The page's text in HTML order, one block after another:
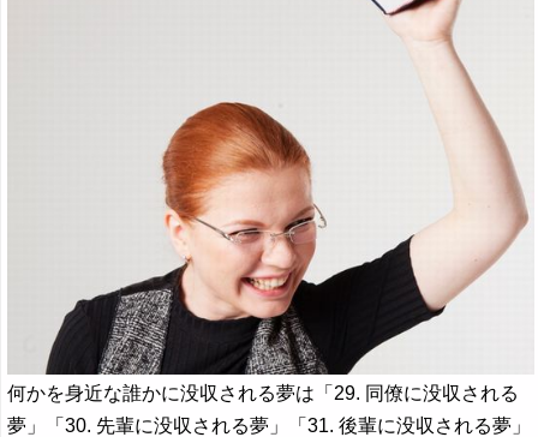
何かを身近な誰かに没収される夢は「29. 同僚に没収される
夢」「30. 先輩に没収される夢」「31. 後輩に没収される夢」